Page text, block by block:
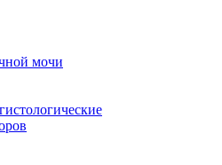
мочи